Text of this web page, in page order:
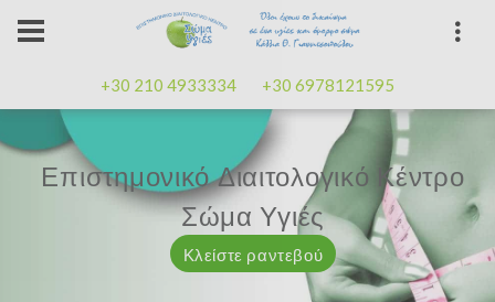
+30 210 4933334 +30 6978121595
Επαγγελματισμός, εμπειρίακαλή
διάθεση
Κλείστε ραντεβού
Επιστημονικό Διαιτολογικό Κέντρο
Σώμα Υγιές
Κλείστε ραντεβού
Μαζί μας μπορείτε
Κλείστε ραντεβού
Επαγγελματισμός, εμπειρίακαλή
διάθεση
Κλείστε ραντεβού
Επιστημονικό Διαιτολογικό Κέντρο
Σώμα Υγιές
Κλείστε ραντεβού